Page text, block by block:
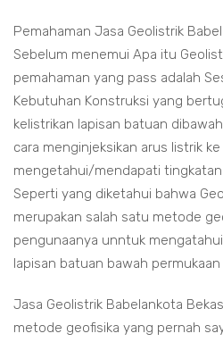
Pemahaman Jasa Geolistrik
Sebelum menemui Apa itu
pemahaman yang pass adalah
Kebutuhan Konstruksi yang
kelistrikan lapisan batuan
cara menginjeksikan arus listrik
mengetahui/mendapati
Seperti yang diketahui bahwa
merupakan salah satu metode
pengunaanya unntuk
lapisan batuan bawah
Jasa Geolistrik Babelankota
metode geofisika yang pernah